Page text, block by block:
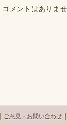
コメントはありま
ご意見・お問い合わせ